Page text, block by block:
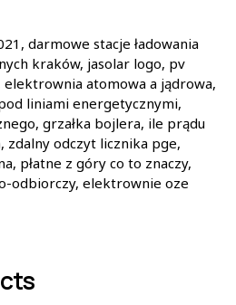
darmowe stacje ładowania
kraków, jasolar logo, pv
atomowa a jądrowa,
liniami energetycznymi,
grzałka bojlera, ile prądu
odczyt licznika pge,
płatne z góry co to znaczy,
odbiorczy, elektrownie oze